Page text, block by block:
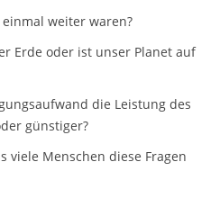
weiter waren?
Erde oder ist unser Planet auf
die Leistung des
günstiger?
viele Menschen diese Fragen